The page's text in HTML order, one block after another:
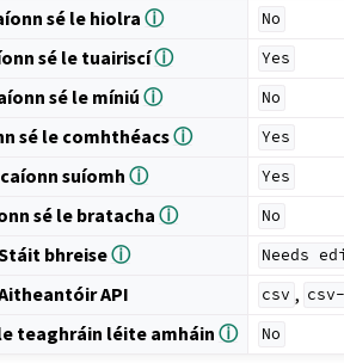
sé le hiolraⓘ No
sé le tuairiscíⓘ Yes
sé le míniúⓘ No
sé le comhthéacsⓘ Yes
suíomhⓘ Yes
sé le bratachaⓘ No
bhreiseⓘ Needs
API csv ,
teaghráin léite amháinⓘ No